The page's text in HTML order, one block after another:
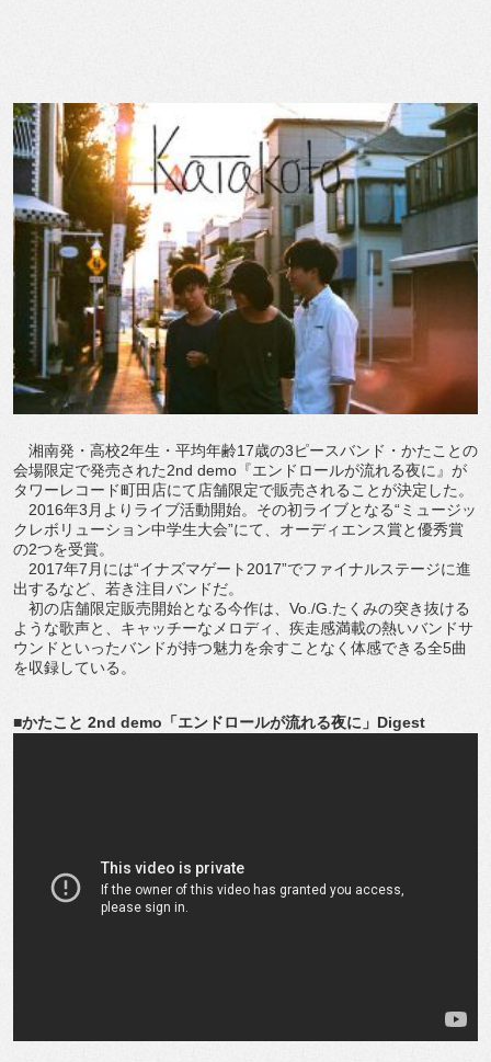
湘南発・高校2年生・平均年齢17歳の3ピースバンド・かたことの
会場限定で発売された2nd demo『エンドロールが流れる夜に』が
タワーレコード町田店にて店舗限定で販売されることが決定した。
2016年3月よりライブ活動開始。その初ライブとなる“ミュージッ
クレボリューション中学生大会”にて、オーディエンス賞と優秀賞
の2つを受賞。
2017年7月には“イナズマゲート2017”でファイナルステージに進
出するなど、若き注目バンドだ。
初の店舗限定販売開始となる今作は、Vo./G.たくみの突き抜ける
ような歌声と、キャッチーなメロディ、疾走感満載の熱いバンドサ
ウンドといったバンドが持つ魅力を余すことなく体感できる全5曲
を収録している。
■かたこと 2nd demo「エンドロールが流れる夜に」Digest